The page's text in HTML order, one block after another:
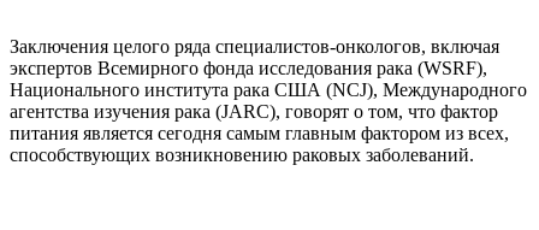
Заключения целого ряда специалистов-онкологов, включая
экспертов Всемирного фонда исследования рака (WSRF),
Национального института рака США (NCJ), Международного
агентства изучения рака (JARC), говорят о том, что фактор
питания является сегодня самым главным фактором из всех,
способствующих возникновению раковых заболеваний.